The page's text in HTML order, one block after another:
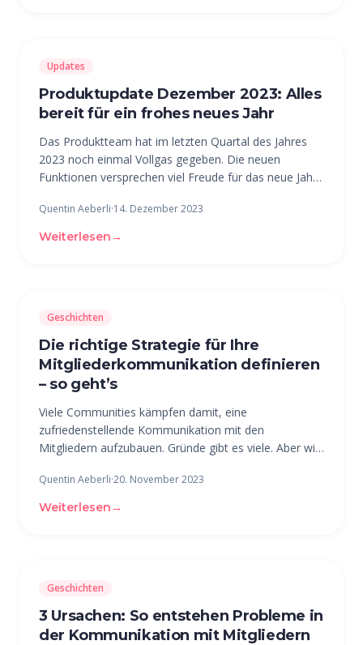
Updates
Produktupdate Dezember 2023: Alles
bereit für ein frohes neues Jahr
Das Produktteam hat im letzten Quartal des Jahres
2023 noch einmal Vollgas gegeben. Die neuen
Funktionen versprechen viel Freude für das neue Jahr.
Verbesserungen für die beUnity-User geplant – man
darf gespannt sein! Spezifische
Quentin Aeberli·14. Dezember 2023
Weiterlesen →
Geschichten
Die richtige Strategie für Ihre
Mitgliederkommunikation definieren
– so geht’s
Viele Communities kämpfen damit, eine
zufriedenstellende Kommunikation mit den
Mitgliedern aufzubauen. Gründe gibt es viele. Aber wie
Schritte müssen Sie vornehmen, um die
Kommunikation mit Ihren Mitgliedern auf ein neues
Quentin Aeberli·20. November 2023
Weiterlesen →
Geschichten
3 Ursachen: So entstehen Probleme in
der Kommunikation mit Mitgliedern